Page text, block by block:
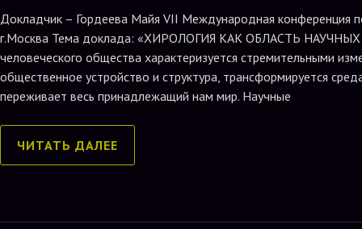
Докладчик – Гордеева Майя VII Международная конференция
г.Москва Тема доклада: «ХИРОЛОГИЯ КАК ОБЛАСТЬ
человеческого общества характеризуется стремительными
общественное устройство и структура, трансформируется
переживает весь принадлежащий нам мир. Научные
ЧИТАТЬ ДАЛЕЕ